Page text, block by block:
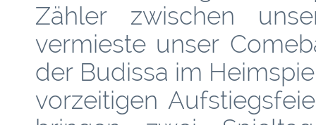
Zähler zwischen
vermieste unser
der Budissa im
vorzeitigen